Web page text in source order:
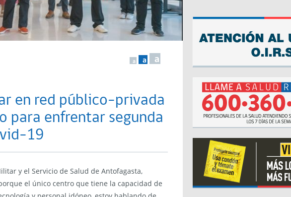
a a a
en red público-privada
para enfrentar segunda
19
y el Servicio de Salud de Antofagasta,
el único centro que tiene la capacidad de